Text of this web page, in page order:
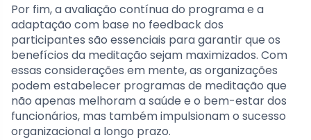
Por fim, a avaliação contínua do programa e a
adaptação com base no feedback dos
participantes são essenciais para garantir que os
benefícios da meditação sejam maximizados. Com
essas considerações em mente, as organizações
podem estabelecer programas de meditação que
não apenas melhoram a saúde e o bem-estar dos
funcionários, mas também impulsionam o sucesso
organizacional a longo prazo.